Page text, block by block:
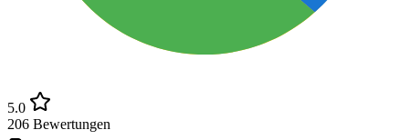
5.0
206 Bewertungen